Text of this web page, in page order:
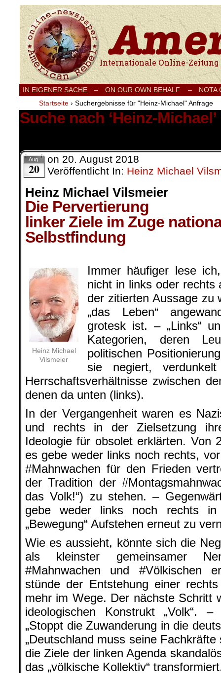
Internationale Onlinezeitung für Frieden,
IN EIGENER SACHE – ON OUR OWN BEHALF –
NOTA
Startseite › Suchergebnisse für "Heinz-Michael" Anfrage
Suche nach ‘Heinz-Michael’
Aug.
20
on 20. August 2018
Veröffentlicht In: Heinz Michael
Heinz Michael Vilsmeier
Die Pervertierung
linker Ziele im Zuge
Selbstfindung
Heinz Michael
Vilsmeier
Immer häufiger lese
nicht in links oder
der zitierten Aussage zu
„das Leben“
grotesk ist. – „Links“
Kategorien, deren
politischen
sie negiert,
Herrschaftsverhältnisse zwischen
denen da unten (links).
In der Vergangenheit waren es
und rechts in der Zielsetzung
Ideologie für obsolet erklärten. Von
es gebe weder links noch rechts,
#Mahnwachen für den Frieden
der Tradition der
das Volk!“) zu stehen. –
gebe weder links noch rechts in
„Bewegung“ Aufstehen erneut zu
Wie es aussieht, könnte sich die
als kleinster gemeinsamer
#Mahnwachen und #Völkischen
stünde der Entstehung einer
mehr im Wege. Der nächste Schritt
ideologischen Konstrukt „Volk“.
„Stoppt die Zuwanderung in die
„Deutschland muss seine
die Ziele der linken Agenda
das „völkische Kollektiv“